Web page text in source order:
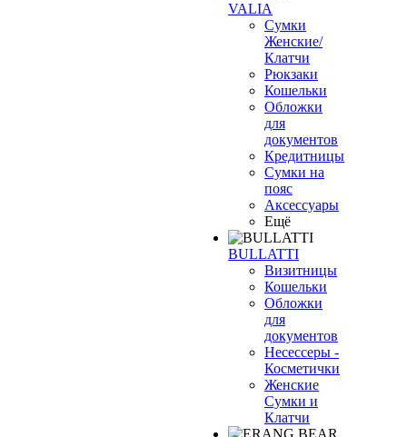
VALIA
Сумки
Женские/
Клатчи
Рюкзаки
Кошельки
Обложки
для
документов
Кредитницы
Сумки на
пояс
Аксессуары
Ещё
BULLATTI
Визитницы
Кошельки
Обложки
для
документов
Несессеры -
Косметички
Женские
Сумки и
Клатчи